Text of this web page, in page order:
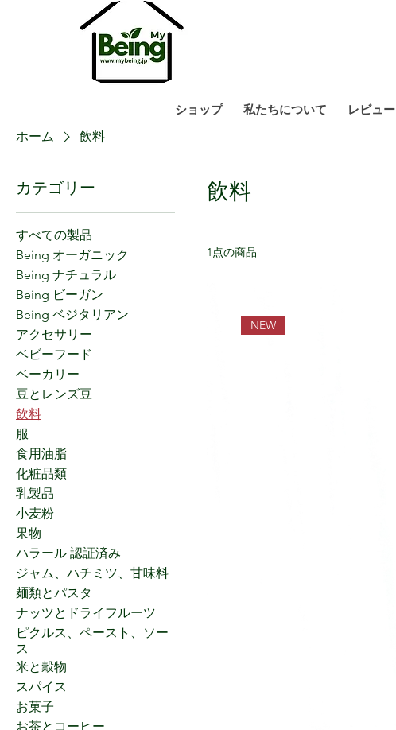
ショップ 私たちについて レビュー
ホーム
飲料
カテゴリー
すべての製品
Being オーガニック
Being ナチュラル
Being ビーガン
Being ベジタリアン
アクセサリー
ベビーフード
ベーカリー
豆とレンズ豆
飲料
服
食用油脂
化粧品類
乳製品
小麦粉
果物
ハラール 認証済み
ジャム、ハチミツ、甘味料
麺類とパスタ
ナッツとドライフルーツ
ピクルス、ペースト、ソー
ス
米と穀物
スパイス
お菓子
お茶とコーヒー
飲料
1点の商品
NEW